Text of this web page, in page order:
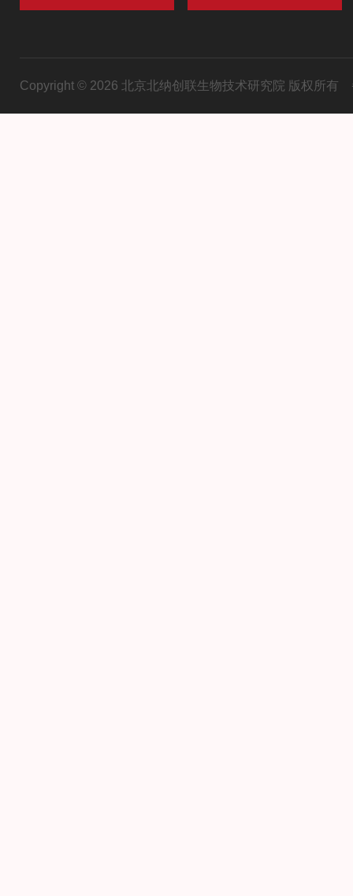
Copyright © 2026 北京北纳创联生物技术研究院 版权所有